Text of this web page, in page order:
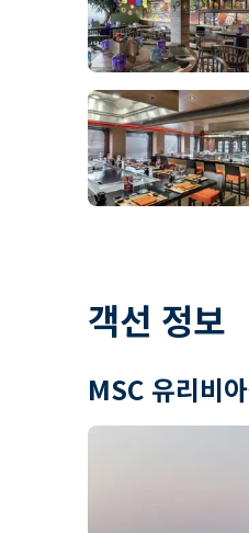
객선 정보
MSC 유리비아